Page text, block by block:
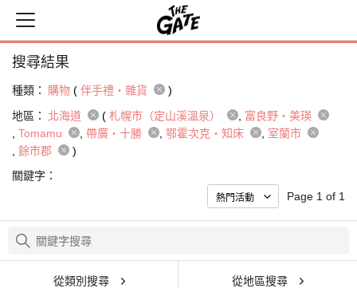
搜尋結果
種類： 購物 ( 伴手禮・雜貨
)
地區：
北海道 ( 札幌市（定山溪溫泉）
富良野・美瑛
Tomamu
帶廣・十勝 鄂霍次克・知床
室蘭市
餘市郡
)
關鍵字：
Page 1 of 1
從類別搜尋 從地區搜尋